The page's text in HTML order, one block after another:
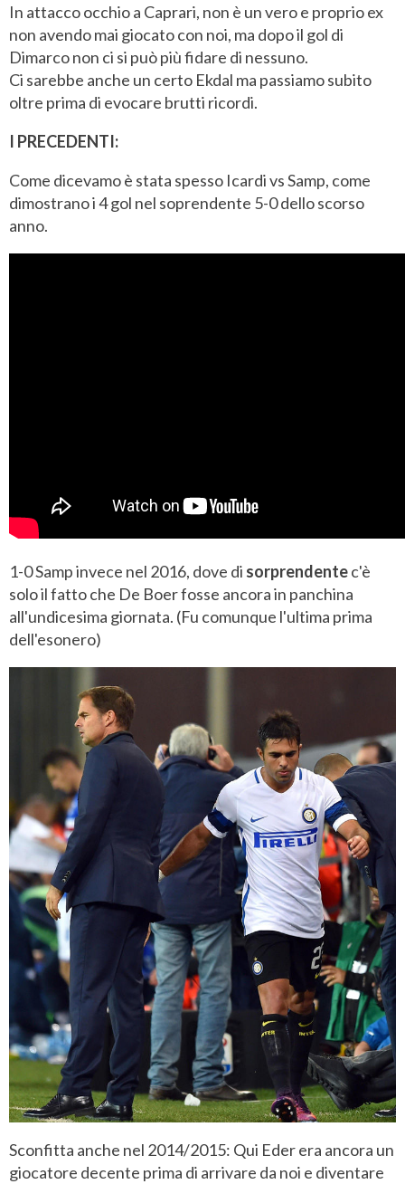
In attacco occhio a Caprari, non è un vero e proprio ex
non avendo mai giocato con noi, ma dopo il gol di
Dimarco non ci si può più fidare di nessuno.
Ci sarebbe anche un certo Ekdal ma passiamo subito
oltre prima di evocare brutti ricordi.
I PRECEDENTI:
Come dicevamo è stata spesso Icardi vs Samp, come
dimostrano i 4 gol nel soprendente 5-0 dello scorso
anno.
1-0 Samp invece nel 2016, dove di sorprendentec'è
solo il fatto che De Boer fosse ancora in panchina
all'undicesima giornata. (Fu comunque l'ultima prima
dell'esonero)
Sconfitta anche nel 2014/2015: Qui Eder era ancora un
giocatore decente prima di arrivare da noi e diventare